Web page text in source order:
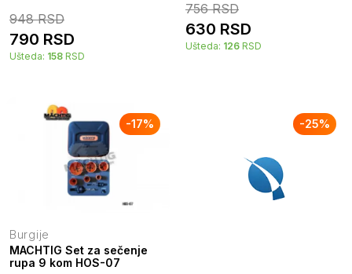
948 RSD
790 RSD
Ušteda: 158 RSD
756 RSD
630 RSD
Ušteda: 126 RSD
-17%
Burgije
MACHTIG Set za sečenje
rupa 9 kom HOS-07
-25%